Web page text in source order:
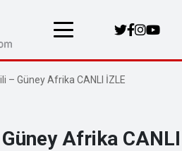
– Güney Afrika CANLI İZLE
Afrika CANLI